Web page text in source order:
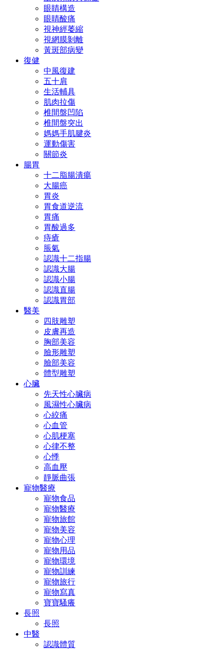
眼睛構造
眼睛酸痛
視神經萎縮
視網膜剝離
黃斑部病變
復健
中風復建
五十肩
生活輔具
肌肉拉傷
椎間盤凹陷
椎間盤突出
媽媽手肌腱炎
運動傷害
關節炎
腸胃
十二脂腸潰瘍
大腸癌
胃炎
胃食道逆流
胃痛
胃酸過多
痔瘡
脹氣
認識十二指腸
認識大腸
認識小腸
認識直腸
認識胃部
醫美
四肢雕塑
皮膚再造
胸部美容
臉形雕塑
臉部美容
體型雕塑
心臟
先天性心臟病
風濕性心臟病
心絞痛
心血管
心肌梗塞
心律不整
心悸
高血壓
靜脈曲張
寵物醫療
寵物食品
寵物醫療
寵物旅館
寵物美容
寵物心理
寵物用品
寵物環境
寵物訓練
寵物旅行
寵物寫真
寶寶騷癢
長照
長照
中醫
認識體質